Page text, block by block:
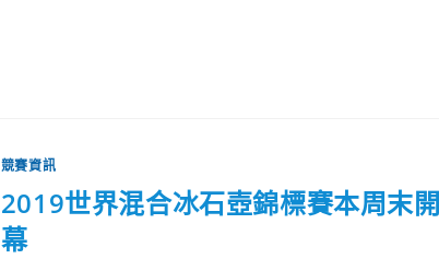
競賽資訊
2019世界混合冰石壺錦標賽本周末
幕